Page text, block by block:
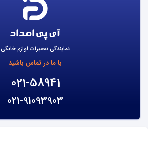
نمایندگی تعمیرات لوازم خانگی
با ما در تماس باشید
021-58941
021-91093903